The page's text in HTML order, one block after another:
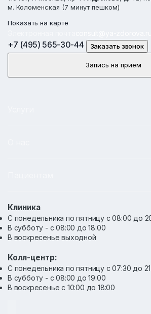
м. Коломенская (7 минут пешком)
Показать на карте
+7 (495) 565-30-44 Заказать звонок
Запись на прием
Клиника
С понедельника по пятницу с 08:00 до
В субботу - с 08:00 до 18:00
В воскресенье выходной
Колл-центр:
С понедельника по пятницу с 07:30 до
В субботу - с 08:00 до 19:00
В воскресенье с 10:00 до 18:00